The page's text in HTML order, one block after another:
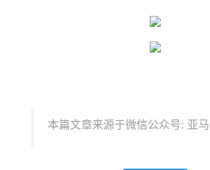
本篇文章来源于微信公众号: 亚